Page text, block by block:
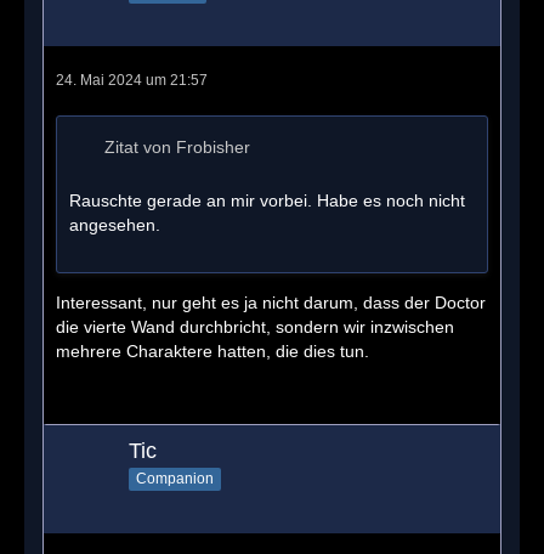
24. Mai 2024 um 21:57
Zitat von Frobisher
Rauschte gerade an mir vorbei. Habe es noch nicht
angesehen.
Interessant, nur geht es ja nicht darum, dass der Doctor
die vierte Wand durchbricht, sondern wir inzwischen
mehrere Charaktere hatten, die dies tun.
Tic
Companion